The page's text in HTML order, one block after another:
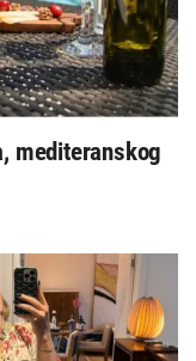
mediteranskog